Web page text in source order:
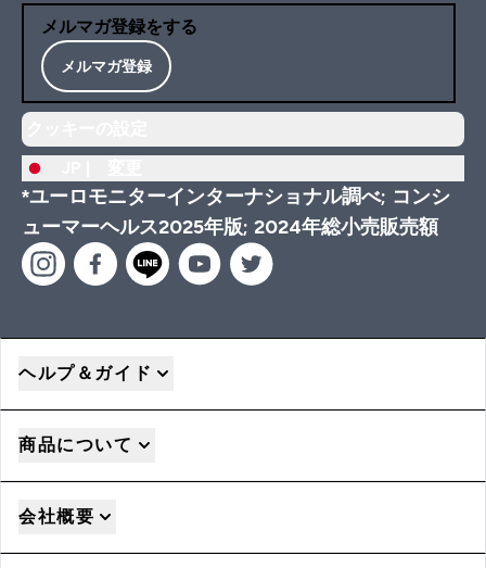
メルマガ登録をする
メルマガ登録
*ユーロモニターインターナショナル調べ; コンシ
ューマーヘルス2025年版; 2024年総小売販売額
ヘルプ＆ガイド
商品について
会社概要